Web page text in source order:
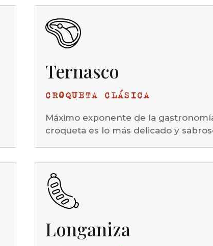
Ternasco
CROQUETA CLÁSICA
Máximo exponente de la
croqueta es lo más delicado y
Longaniza